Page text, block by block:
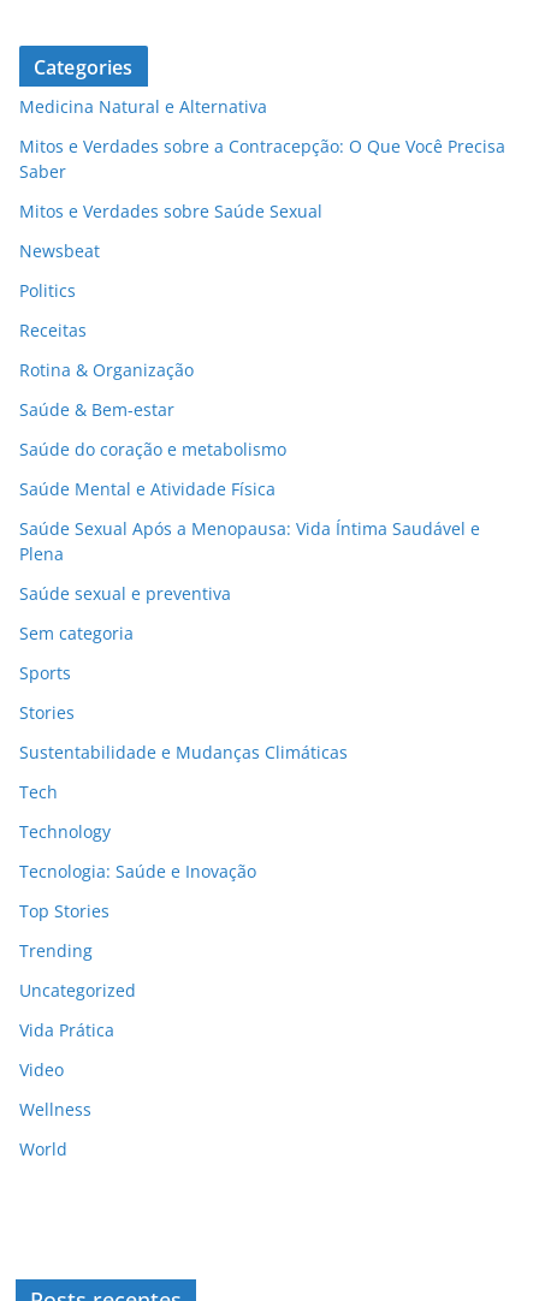
Categories
Medicina Natural e Alternativa
Mitos e Verdades sobre a Contracepção: O Que Você Precisa
Saber
Mitos e Verdades sobre Saúde Sexual
Newsbeat
Politics
Receitas
Rotina & Organização
Saúde & Bem-estar
Saúde do coração e metabolismo
Saúde Mental e Atividade Física
Saúde Sexual Após a Menopausa: Vida Íntima Saudável e
Plena
Saúde sexual e preventiva
Sem categoria
Sports
Stories
Sustentabilidade e Mudanças Climáticas
Tech
Technology
Tecnologia: Saúde e Inovação
Top Stories
Trending
Uncategorized
Vida Prática
Video
Wellness
World